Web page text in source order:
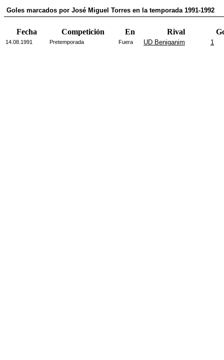
Goles marcados por José Miguel Torres en la temporada 1991-1992
Fecha Competición En Rival
14.08.1991 Pretemporada Fuera UD Beniganim 1